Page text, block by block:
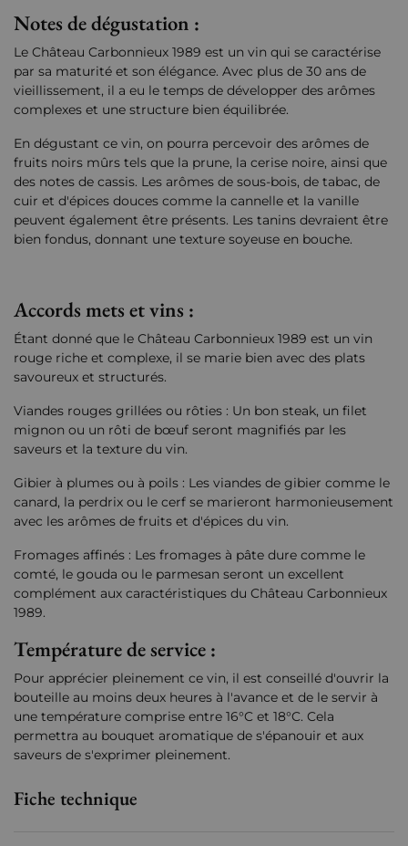
Notes de dégustation :
Le Château Carbonnieux 1989 est un vin qui se caractérise
par sa maturité et son élégance. Avec plus de 30 ans de
vieillissement, il a eu le temps de développer des arômes
complexes et une structure bien équilibrée.
En dégustant ce vin, on pourra percevoir des arômes de
fruits noirs mûrs tels que la prune, la cerise noire, ainsi que
des notes de cassis. Les arômes de sous-bois, de tabac, de
cuir et d'épices douces comme la cannelle et la vanille
peuvent également être présents. Les tanins devraient être
bien fondus, donnant une texture soyeuse en bouche.
Accords mets et vins :
Étant donné que le Château Carbonnieux 1989 est un vin
rouge riche et complexe, il se marie bien avec des plats
savoureux et structurés.
Viandes rouges grillées ou rôties : Un bon steak, un filet
mignon ou un rôti de bœuf seront magnifiés par les
saveurs et la texture du vin.
Gibier à plumes ou à poils : Les viandes de gibier comme le
canard, la perdrix ou le cerf se marieront harmonieusement
avec les arômes de fruits et d'épices du vin.
Fromages affinés : Les fromages à pâte dure comme le
comté, le gouda ou le parmesan seront un excellent
complément aux caractéristiques du Château Carbonnieux
1989.
Température de service :
Pour apprécier pleinement ce vin, il est conseillé d'ouvrir la
bouteille au moins deux heures à l'avance et de le servir à
une température comprise entre 16°C et 18°C. Cela
permettra au bouquet aromatique de s'épanouir et aux
saveurs de s'exprimer pleinement.
Fiche technique